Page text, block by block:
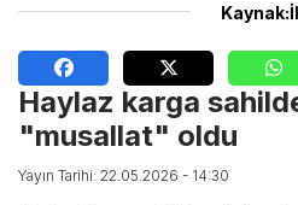
Haylaz karga
"musallat" oldu
Yayın Tarihi: 22.05.2026 - 14:30